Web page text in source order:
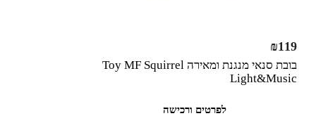
בובת סנאי מנגנת ומאירה Toy MF Squirrel
Light&Music
₪119
לפרטים ורכישה